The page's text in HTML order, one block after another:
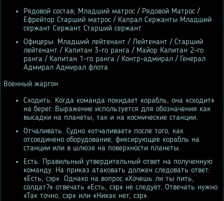
Рядовой состав; Младший матрос / Рядовой Матрос /
Ефрейтор Старший матрос / Капрал Сержанты Младший
сержант Сержант Старший сержант
Офицеры: Младший лейтенант / Лейтенант / Старший
лейтенант / Капитан 3-го ранга / Майор Капитан 2-го
ранга / Капитан 1-го ранга / Контр-адмирал / Генерал
Адмирал Адмирал флота
Военный жаргон
Сходить. Когда команда покидает корабль, она «сходит»
на берег. Выражение используется для обозначения как
высадки на планеты, так и на космические станции.
Отчаливать. Судно «отчаливает» после того, как
отсоединено оборудование, фиксирующее корабль на
станции или в шлюзе на поверхности планеты.
Есть. Правильный утвердительный ответ на полученную
команду. На приказ атаковать должен следовать ответ:
«Есть, сэр». Однако на вопрос «Хочешь ли ты пить,
солдат?» отвечать «Есть, сэр» не следует. Отвечать нужно
«Так точно, сэр» или «Никак нет, сэр».